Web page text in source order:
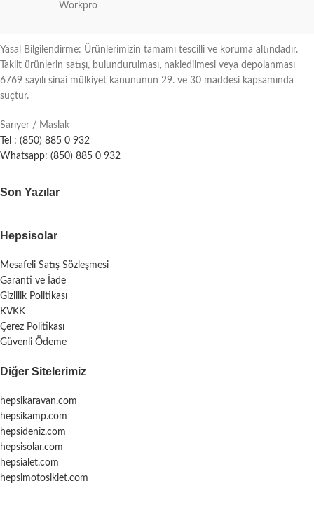
Workpro
Yasal Bilgilendirme: Ürünlerimizin tamamı tescilli ve koruma altındadır.
Taklit ürünlerin satışı, bulundurulması, nakledilmesi veya depolanması
6769 sayılı sinai mülkiyet kanununun 29. ve 30 maddesi kapsamında
suçtur.
Sarıyer / Maslak
Tel : (850) 885 0 932
Whatsapp: (850) 885 0 932
Son Yazılar
Hepsisolar
Mesafeli Satış Sözleşmesi
Garanti ve İade
Gizlilik Politikası
KVKK
Çerez Politikası
Güvenli Ödeme
Diğer Sitelerimiz
hepsikaravan.com
hepsikamp.com
hepsideniz.com
hepsisolar.com
hepsialet.com
hepsimotosiklet.com